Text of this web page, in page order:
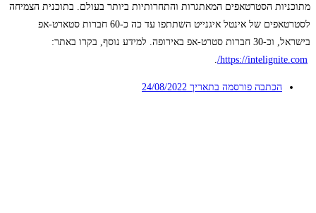
מתוכניות הסטרטאפים המאתגרות והתחרותיות ביותר בעולם. בתוכנית הצמיחה
לסטרטאפים של אינטל איגנייט השתתפו עד כה כ-60 חברות סטארט-אפ
בישראל, וכ-30 חברות סטרט-אפ באירופה. למידע נוסף, בקרו באתר:
https://intelignite.com/
.
הכתבה פורסמה בתאריך 24/08/2022